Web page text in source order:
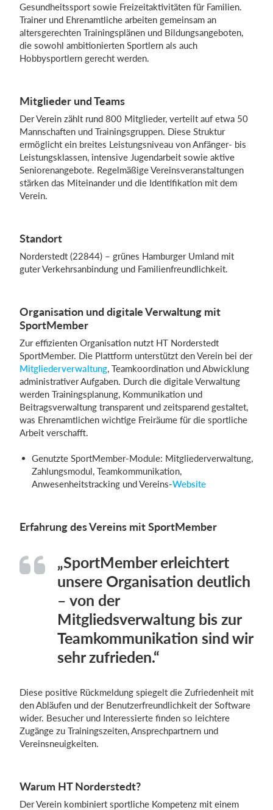
Gesundheitssport sowie Freizeitaktivitäten für Familien.
Trainer und Ehrenamtliche arbeiten gemeinsam an
altersgerechten Trainingsplänen und Bildungsangeboten,
die sowohl ambitionierten Sportlern als auch
Hobbysportlern gerecht werden.
Mitglieder und Teams
Der Verein zählt rund 800 Mitglieder, verteilt auf etwa 50
Mannschaften und Trainingsgruppen. Diese Struktur
ermöglicht ein breites Leistungsniveau von Anfänger- bis
Leistungsklassen, intensive Jugendarbeit sowie aktive
Seniorenangebote. Regelmäßige Vereinsveranstaltungen
stärken das Miteinander und die Identifikation mit dem
Verein.
Standort
Norderstedt (22844) – grünes Hamburger Umland mit
guter Verkehrsanbindung und Familienfreundlichkeit.
Organisation und digitale Verwaltung mit
SportMember
Zur effizienten Organisation nutzt HT Norderstedt
SportMember. Die Plattform unterstützt den Verein bei der
Mitgliederverwaltung, Teamkoordination und Abwicklung
administrativer Aufgaben. Durch die digitale Verwaltung
werden Trainingsplanung, Kommunikation und
Beitragsverwaltung transparent und zeitsparend gestaltet,
was Ehrenamtlichen wichtige Freiräume für die sportliche
Arbeit verschafft.
Genutzte SportMember-Module: Mitgliederverwaltung,
Zahlungsmodul, Teamkommunikation,
Anwesenheitstracking und Vereins-Website
Erfahrung des Vereins mit SportMember
„SportMember erleichtert
unsere Organisation deutlich
– von der
Mitgliedsverwaltung bis zur
Teamkommunikation sind wir
sehr zufrieden.“
Diese positive Rückmeldung spiegelt die Zufriedenheit mit
den Abläufen und der Benutzerfreundlichkeit der Software
wider. Besucher und Interessierte finden so leichtere
Zugänge zu Trainingszeiten, Ansprechpartnern und
Vereinsneuigkeiten.
Warum HT Norderstedt?
Der Verein kombiniert sportliche Kompetenz mit einem